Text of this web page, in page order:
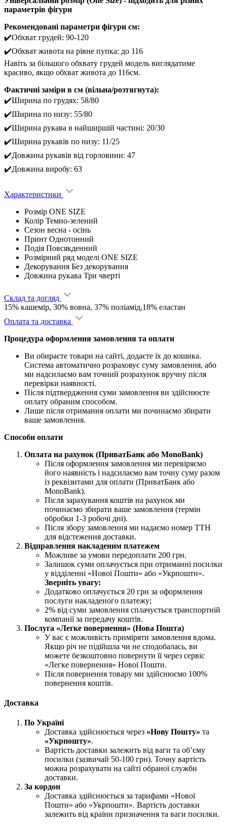
параметрів фігури
Рекомендовані параметри фігури см:
✔️Обхват грудей: 90-120
✔️Обхват живота на рівне пупка: до 116
Навіть за більшого обхвату грудей модель виглядатиме
красиво, якщо обхват живота до 116см.
Фактичні заміри в см (вільна/розтягнута):
✔️Ширина по грудях: 58/80
✔️Ширина по низу: 55/80
✔️Ширина рукава в найширшій частині: 20/30
✔️Ширина рукавів по низу: 11/25
✔️Довжина рукавів від горловини: 47
✔️Довжина виробу: 63
Характеристики
Розмір ONE SIZE
Колір Темно-зелений
Сезон весна - ocінь
Принт Однотонний
Подія Повсякденний
Розмірний ряд моделі ONE SIZE
Декорування Без декорування
Довжина рукава Три чверті
Склад та догляд
15% кашемір, 30% вовна, 37% поліамід,18% еластан
Оплата та доставка
Процедура оформлення замовлення та оплати
Ви обираєте товари на сайті, додаєте їх до кошика.
Система автоматично розраховує суму замовлення, або
ми надсилаємо вам точний розрахунок вручну після
перевірки наявності.
Після підтвердження суми замовлення ви здійснюєте
оплату обраним способом.
Лише після отримання оплати ми починаємо збирати
ваше замовлення.
Способи оплати
Оплата на рахунок (ПриватБанк або MonoBank)
Після оформлення замовлення ми перевіряємо
його наявність і надсилаємо вам точну суму разом
із реквізитами для оплати (ПриватБанк або
MonoBank).
Після зарахування коштів на рахунок ми
починаємо збирати ваше замовлення (термін
обробки 1-3 робочі дні).
Після збору замовлення ми надаємо номер ТТН
для відстеження доставки.
Відправлення накладеним платежем
Можливе за умови передоплати 200 грн.
Залишок суми оплачується при отриманні посилки
у відділенні «Нової Пошти» або «Укрпошти».
Зверніть увагу:
Додатково оплачується 20 грн за оформлення
послуги накладеного платежу;
2% від суми замовлення сплачується транспортній
компанії за передачу коштів.
Послуга «Легке повернення» (Нова Пошта)
У вас є можливість приміряти замовлення вдома.
Якщо річ не підійшла чи не сподобалась, ви
можете безкоштовно повернути її через сервіс
«Легке повернення» Нової Пошти.
Після повернення товару ми здійснюємо 100%
повернення коштів.
Доставка
По Україні
Доставка здійснюється через «Нову Пошту» та
«Укрпошту».
Вартість доставки залежить від ваги та об’єму
посилки (зазвичай 50-100 грн). Точну вартість
можна розрахувати на сайті обраної служби
доставки.
За кордон
Доставка здійснюється за тарифами «Нової
Пошти» або «Укрпошти». Вартість доставки
залежить від країни призначення та ваги посилки.